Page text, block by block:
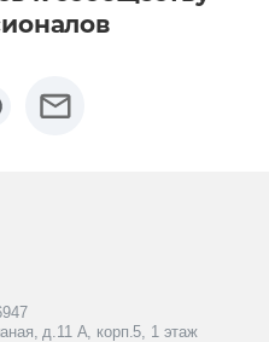
д.11 А, корп.5, 1 этаж